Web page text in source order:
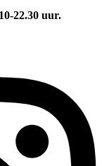
22.30 uur.